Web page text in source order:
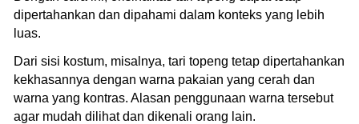
dipertahankan dan dipahami dalam konteks yang lebih
luas.
Dari sisi kostum, misalnya, tari topeng tetap dipertahankan
kekhasannya dengan warna pakaian yang cerah dan
warna yang kontras. Alasan penggunaan warna tersebut
agar mudah dilihat dan dikenali orang lain.